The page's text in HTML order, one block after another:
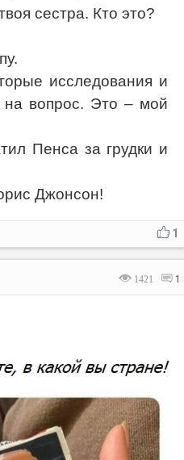
сестра. Кто это?
исследования и
на вопрос. Это – мой
Пенса за грудки и
Джонсон!
1
1421 1